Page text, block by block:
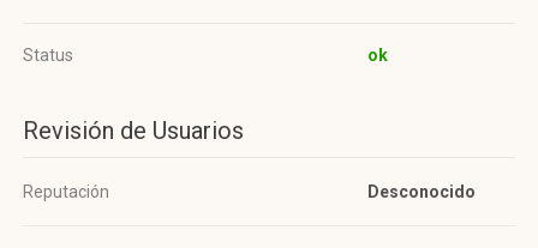
Status ok
Revisión de Usuarios
Reputación Desconocido